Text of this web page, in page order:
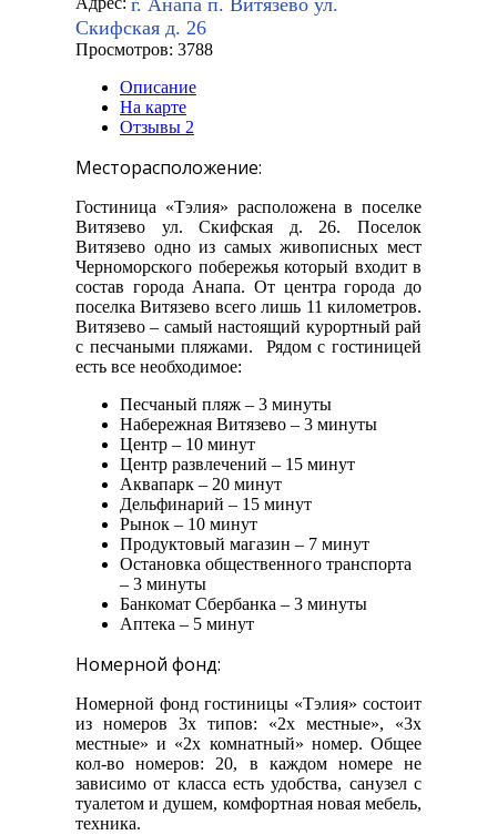
г. Анапа п. Витязево ул.
Скифская д. 26
Просмотров: 3788
Описание
На карте
Отзывы 2
Месторасположение:
Гостиница «Тэлия» расположена в поселке
Витязево ул. Скифская д. 26. Поселок
Витязево одно из самых живописных мест
Черноморского побережья который входит в
состав города Анапа. От центра города до
поселка Витязево всего лишь 11 километров.
Витязево – самый настоящий курортный рай
с песчаными пляжами. Рядом с гостиницей
есть все необходимое:
Песчаный пляж – 3 минуты
Набережная Витязево – 3 минуты
Центр – 10 минут
Центр развлечений – 15 минут
Аквапарк – 20 минут
Дельфинарий – 15 минут
Рынок – 10 минут
Продуктовый магазин – 7 минут
Остановка общественного транспорта
– 3 минуты
Банкомат Сбербанка – 3 минуты
Аптека – 5 минут
Номерной фонд:
Номерной фонд гостиницы «Тэлия» состоит
из номеров 3х типов: «2х местные», «3х
местные» и «2х комнатный» номер. Общее
кол-во номеров: 20, в каждом номере не
зависимо от класса есть удобства, санузел с
туалетом и душем, комфортная новая мебель,
техника.